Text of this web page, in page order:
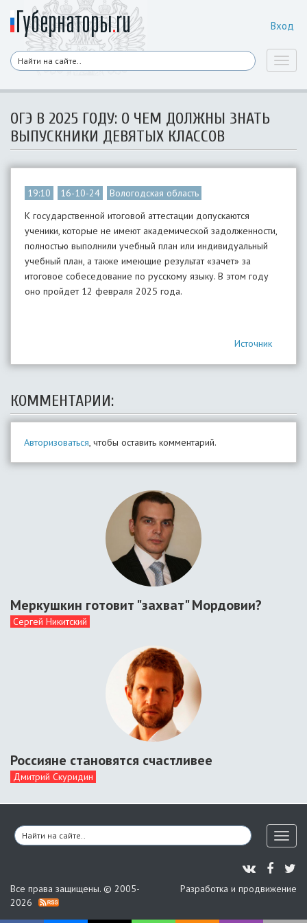
Вход
ОГЭ В 2025 ГОДУ: О ЧЕМ ДОЛЖНЫ ЗНАТЬ
ВЫПУСКНИКИ ДЕВЯТЫХ КЛАССОВ
19:10 16-10-24
Вологодская область
К государственной итоговой аттестации допускаются
ученики, которые не имеют академической задолженности,
полностью выполнили учебный план или индивидуальный
учебный план, а также имеющие результат «зачет» за
итоговое собеседование по русскому языку. В этом году
оно пройдет 12 февраля 2025 года.
Источник
КОММЕНТАРИИ:
Авторизоваться, чтобы оставить комментарий.
Меркушкин готовит "захват" Мордовии?
Сергей Никитский
Россияне становятся счастливее
Дмитрий Скуридин
Все права защищены. © 2005-
2026
Разработка и продвижение